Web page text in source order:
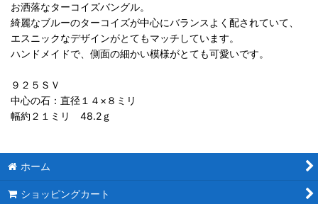
お洒落なターコイズバングル。
綺麗なブルーのターコイズが中心にバランスよく配されていて、
エスニックなデザインがとてもマッチしています。
ハンドメイドで、側面の細かい模様がとても可愛いです。
９２５ＳＶ
中心の石：直径１４×８ミリ
幅約２１ミリ 48.2ｇ
ホーム
ショッピングカート